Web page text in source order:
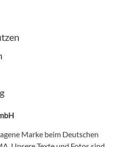
Marke beim Deutschen